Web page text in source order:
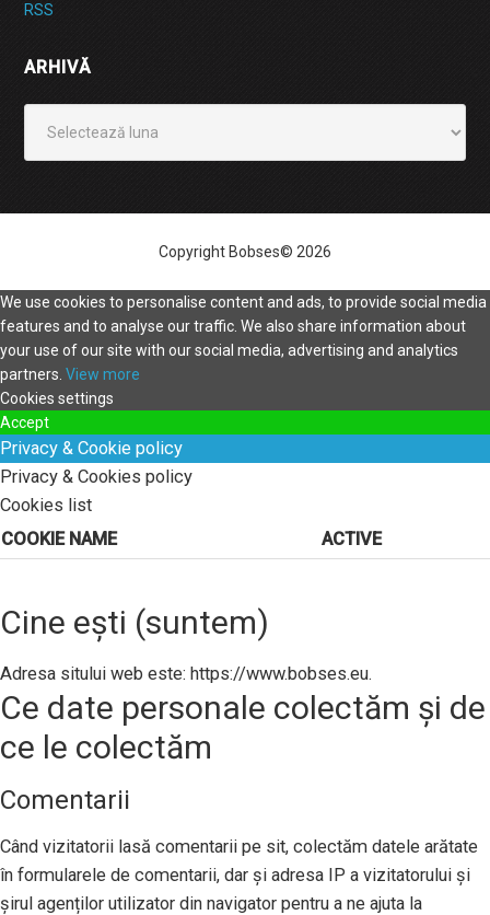
RSS
ARHIVĂ
Copyright Bobses© 2026
We use cookies to personalise content and ads, to provide social media
features and to analyse our traffic. We also share information about
your use of our site with our social media, advertising and analytics
partners. View more
Cookies settings
Accept
Privacy & Cookie policy
Privacy & Cookies policy
Cookies list
COOKIE NAME
ACTIVE
Cine ești (suntem)
Adresa sitului web este: https://www.bobses.eu.
Ce date personale colectăm și de
ce le colectăm
Comentarii
Când vizitatorii lasă comentarii pe sit, colectăm datele arătate
în formularele de comentarii, dar și adresa IP a vizitatorului și
șirul agenților utilizator din navigator pentru a ne ajuta la